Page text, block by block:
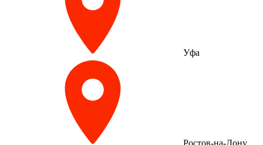
Уфа
Ростов-на-Дону